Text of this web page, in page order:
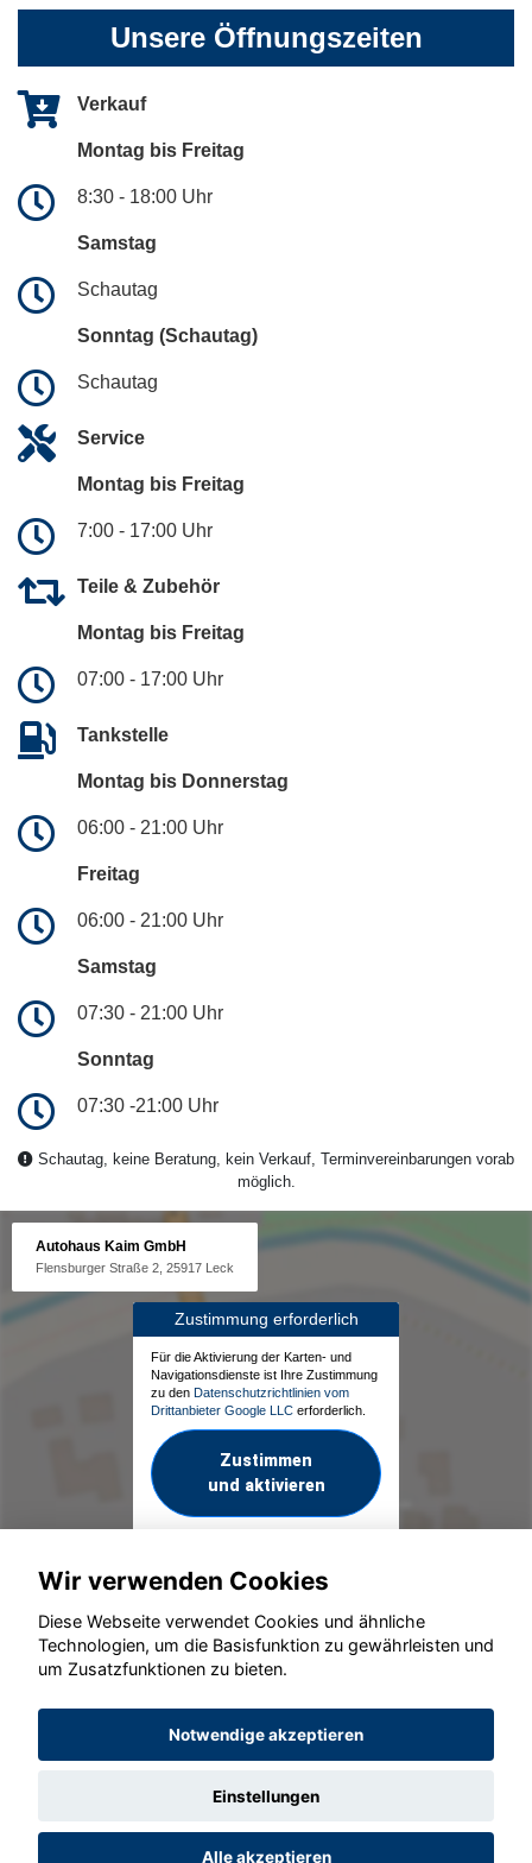
Unsere Öffnungszeiten
Verkauf
Montag bis Freitag
8:30 - 18:00 Uhr
Samstag
Schautag
Sonntag (Schautag)
Schautag
Service
Montag bis Freitag
7:00 - 17:00 Uhr
Teile & Zubehör
Montag bis Freitag
07:00 - 17:00 Uhr
Tankstelle
Montag bis Donnerstag
06:00 - 21:00 Uhr
Freitag
06:00 - 21:00 Uhr
Samstag
07:30 - 21:00 Uhr
Sonntag
07:30 -21:00 Uhr
Schautag, keine Beratung, kein Verkauf, Terminvereinbarungen vorab
möglich.
Autohaus Kaim GmbH
Flensburger Straße 2, 25917 Leck
Zustimmung erforderlich
Für die Aktivierung der Karten- und
Navigationsdienste ist Ihre Zustimmung
zu den Datenschutzrichtlinien vom
Drittanbieter Google LLC erforderlich.
Zustimmen
und aktivieren
© konjunkturmotor.de GmbH 2020 - 2026
Wir verwenden Cookies
Diese Webseite verwendet Cookies und ähnliche
Technologien, um die Basisfunktion zu gewährleisten und
um Zusatzfunktionen zu bieten.
Notwendige akzeptieren
Einstellungen
Alle akzeptieren